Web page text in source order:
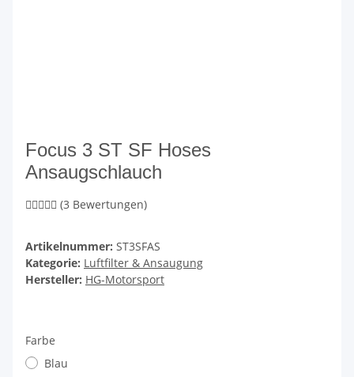
Focus 3 ST SF Hoses
Ansaugschlauch
(3 Bewertungen)
Artikelnummer: ST3SFAS
Kategorie: Luftfilter & Ansaugung
Hersteller: HG-Motorsport
Farbe
Blau